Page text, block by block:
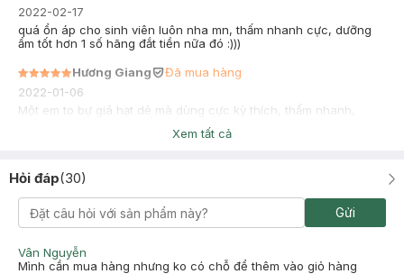
2022-02-17
quá ổn áp cho sinh viên luôn nha mn, thấm nhanh cực, dưỡng
ẩm tốt hơn 1 số hãng đắt tiền nữa đó :)))
Hương Giang
Đã mua hàng
2022-01-06
Một em to bự giá hạt dẻ mà dùng cực kỳ thích, thấm nhanh,
Xem tất cả
Hỏi đáp(30)
Gửi
Vân Nguyễn
Mình cần mua hàng nhưng ko có chỗ để thêm vào giỏ hàng